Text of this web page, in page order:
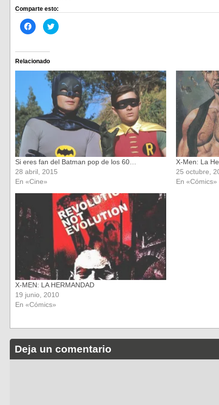
Comparte esto:
Haz
clic
Facebook
(Se
abre
en
ventana
nueva)
Haz
clic
en
una
ventana
nueva)
Relacionado
Si eres fan del Batman pop de los 60…
28 abril, 2015
En «Cine»
X-Men: La
25 octubre,
En «Cómics»
X-MEN: LA HERMANDAD
19 junio, 2010
En «Cómics»
Deja un comentario